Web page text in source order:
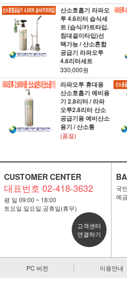
산소호흡기 라파오
투 4.6리터 습식세
트 (습식/카트타입.
침대걸이타입)선
택가능 / 산소혼합
공급기 라파오투
4.6리터세트
330,000원
라파오투 휴대용
산소호흡기 예비용
기 2.8리터 / 라파
오투2.8리터 산소
공급기용 예비산소
용기 / 산소통
(품절)
CUSTOMER CENTER
대표번호 02-418-3632
평 일 09:00 ~ 18:00
토요일.일요일.공휴일(휴무)
고객센터
연결하기
국
예
PC 버전 이용안내